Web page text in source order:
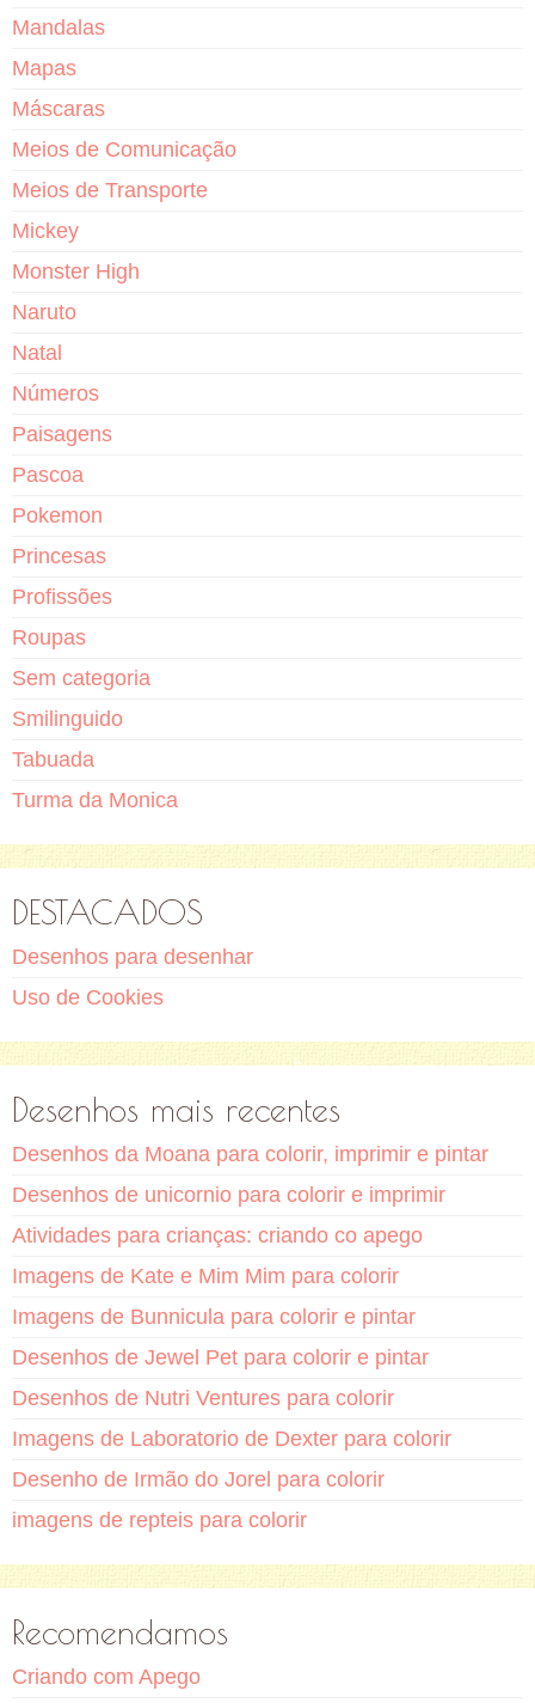
Mandalas
Mapas
Máscaras
Meios de Comunicação
Meios de Transporte
Mickey
Monster High
Naruto
Natal
Números
Paisagens
Pascoa
Pokemon
Princesas
Profissões
Roupas
Sem categoria
Smilinguido
Tabuada
Turma da Monica
DESTACADOS
Desenhos para desenhar
Uso de Cookies
Desenhos mais recentes
Desenhos da Moana para colorir, imprimir e pintar
Desenhos de unicornio para colorir e imprimir
Atividades para crianças: criando co apego
Imagens de Kate e Mim Mim para colorir
Imagens de Bunnicula para colorir e pintar
Desenhos de Jewel Pet para colorir e pintar
Desenhos de Nutri Ventures para colorir
Imagens de Laboratorio de Dexter para colorir
Desenho de Irmão do Jorel para colorir
imagens de repteis para colorir
Recomendamos
Criando com Apego